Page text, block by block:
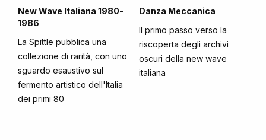
New Wave Italiana 1980-
1986
La Spittle pubblica una
collezione di rarità, con uno
sguardo esaustivo sul
fermento artistico dell'Italia
dei primi 80
Danza Meccanica
Il primo passo verso la
riscoperta degli archivi
oscuri della new wave
italiana